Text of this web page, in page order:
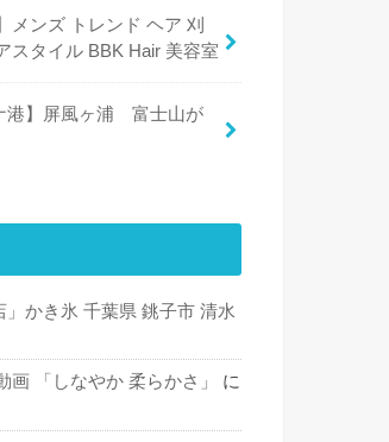
メンズ トレンド ヘア 刈
スタイル BBK Hair 美容室
港】屏風ヶ浦 富士山が
」かき氷 千葉県 銚子市 清水
画 「しなやか 柔らかさ」
に